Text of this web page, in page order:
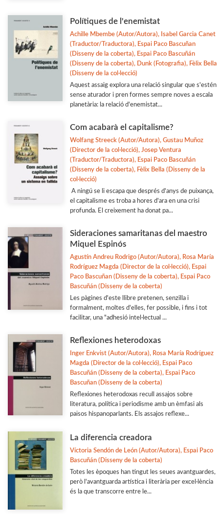
Filosofia
Flora i Fauna
Veure-les totes... (33)
Polítiques de l'enemistat
Achille Mbembe (Autor/Autora), Isabel Garcia Canet
(Traductor/Traductora), Espai Paco Bascuñan
(Disseny de la coberta), Espai Paco Bascuñán
(Disseny de la coberta), Dunk (Fotografia), Fèlix Bella
(Disseny de la col·lecció)
Aquest assaig explora una relació singular que s'estén
sense aturador i pren formes sempre noves a escala
planetària: la relació d'enemistat...
Com acabarà el capitalisme?
Wolfang Streeck (Autor/Autora), Gustau Muñoz
(Director de la col·lecció), Josep Ventura
(Traductor/Traductora), Espai Paco Bascuñán
(Disseny de la coberta), Fèlix Bella (Disseny de la
col·lecció)
A ningú se li escapa que després d'anys de puixança,
el capitalisme es troba a hores d'ara en una crisi
profunda. El creixement ha donat pa...
Sideraciones samaritanas del maestro
Miquel Espinós
Agustín Andreu Rodrigo (Autor/Autora), Rosa María
Rodríguez Magda (Director de la col·lecció), Espai
Paco Bascuñan (Disseny de la coberta), Espai Paco
Bascuñán (Disseny de la coberta)
Les pàgines d'este llibre pretenen, senzilla i
formalment, moltes d'elles, fer possible, i fins i tot
facilitar, una "adhesió intel·lectual ...
Reflexiones heterodoxas
Inger Enkvist (Autor/Autora), Rosa María Rodríguez
Magda (Director de la col·lecció), Espai Paco
Bascuñán (Disseny de la coberta), Espai Paco
Bascuñan (Disseny de la coberta)
Reflexiones heterodoxas recull assajos sobre
literatura, política i periodisme amb un èmfasi als
països hispanoparlants. Els assajos reflexe...
La diferencia creadora
Víctoria Sendón de León (Autor/Autora), Espai Paco
Bascuñán (Disseny de la coberta)
Totes les èpoques han tingut les seues avantguardes,
però l'avantguarda artística i literària per excel·lència
és la que transcorre entre le...